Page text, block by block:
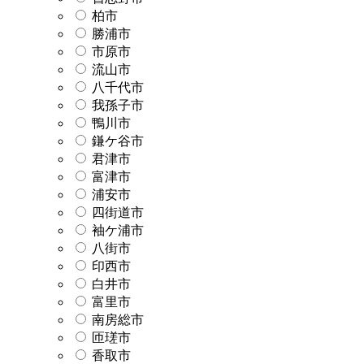
柏市
勝浦市
市原市
流山市
八千代市
我孫子市
鴨川市
鎌ケ谷市
君津市
富津市
浦安市
四街道市
袖ケ浦市
八街市
印西市
白井市
富里市
南房総市
匝瑳市
香取市